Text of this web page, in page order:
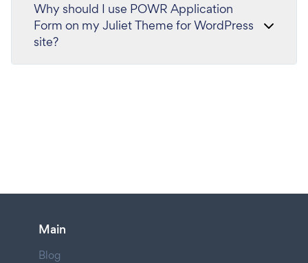
Why should I use POWR Application
Form on my Juliet Theme for WordPress
site?
Main
Blog